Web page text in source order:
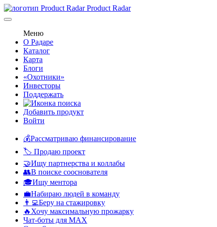
Product Radar
Меню
О Радаре
Каталог
Карта
Блоги
«Охотники»
Инвесторы
Поддержать
Добавить продукт
Войти
💰Рассматриваю финансирование
🏷️ Продаю проект
🤝Ищу партнерства и коллабы
👥В поиске сооснователя
🎓Ищу ментора
💼Набираю людей в команду
👨‍💻Беру на стажировку
🔥Хочу максимальную прожарку
Чат-боты для MAX